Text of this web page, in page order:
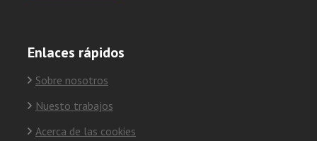
Enlaces rápidos
Sobre nosotros
Nuesto trabajos
Acerca de las cookies